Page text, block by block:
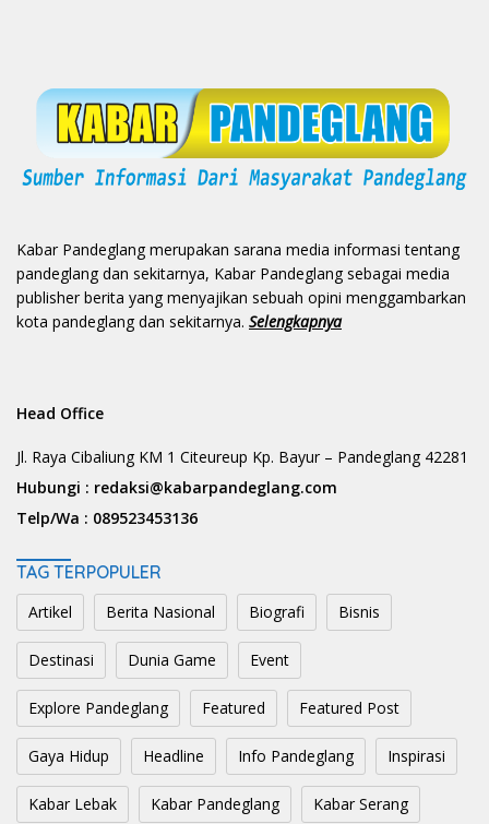
Kabar Pandeglang merupakan sarana media informasi tentang
pandeglang dan sekitarnya, Kabar Pandeglang sebagai media
publisher berita yang menyajikan sebuah opini menggambarkan
kota pandeglang dan sekitarnya. Selengkapnya
Head Office
Jl. Raya Cibaliung KM 1 Citeureup Kp. Bayur – Pandeglang 42281
Hubungi : redaksi@kabarpandeglang.com
Telp/Wa : 089523453136
TAG TERPOPULER
Artikel Berita Nasional Biografi Bisnis
Destinasi Dunia Game Event
Explore Pandeglang Featured Featured Post
Gaya Hidup Headline Info Pandeglang Inspirasi
Kabar Lebak Kabar Pandeglang Kabar Serang